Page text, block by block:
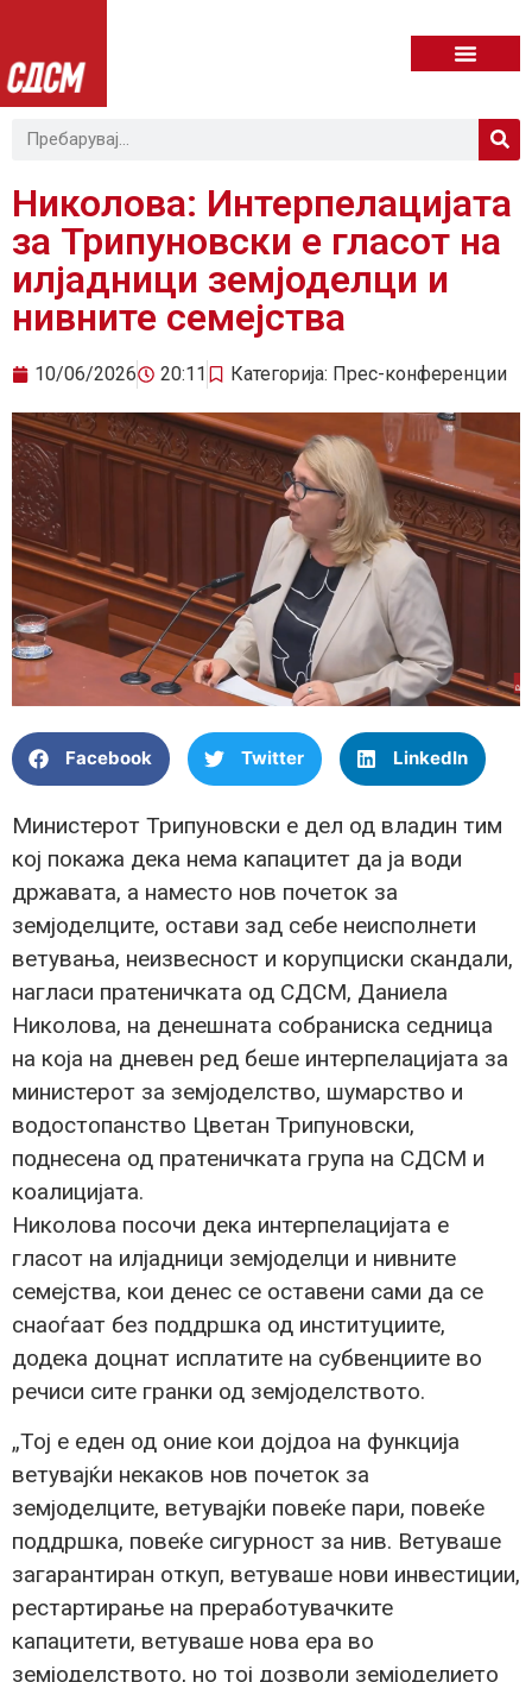
Николова: Интерпелацијата
за Трипуновски е гласот на
илјадници земјоделци и
нивните семејства
10/06/2026 20:11 Категорија: Прес-конференции
Facebook Twitter LinkedIn
Министерот Трипуновски е дел од владин тим
кој покажа дека нема капацитет да ја води
државата, а наместо нов почеток за
земјоделците, остави зад себе неисполнети
ветувања, неизвесност и корупциски скандали,
нагласи пратеничката од СДСМ, Даниела
Николова, на денешната собраниска седница
на која на дневен ред беше интерпелацијата за
министерот за земјоделство, шумарство и
водостопанство Цветан Трипуновски,
поднесена од пратеничката група на СДСМ и
коалицијата.
Николова посочи дека интерпелацијата е
гласот на илјадници земјоделци и нивните
семејства, кои денес се оставени сами да се
снаоѓаат без поддршка од институциите,
додека доцнат исплатите на субвенциите во
речиси сите гранки од земјоделството.
„Тој е еден од оние кои дојдоа на функција
ветувајќи некаков нов почеток за
земјоделците, ветувајќи повеќе пари, повеќе
поддршка, повеќе сигурност за нив. Ветуваше
загарантиран откуп, ветуваше нови инвестиции,
рестартирање на преработувачките
капацитети, ветуваше нова ера во
земјоделството, но тој дозволи земјоделието